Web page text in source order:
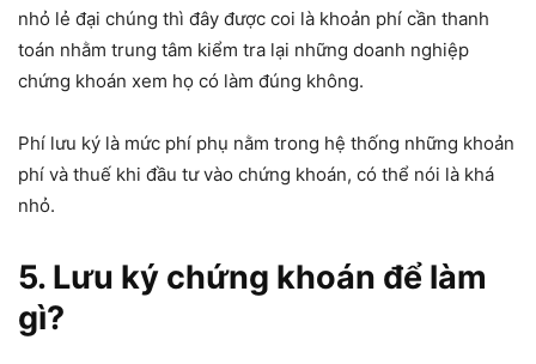
nhỏ lẻ đại chúng thì đây được coi là khoản phí cần thanh
toán nhằm trung tâm kiểm tra lại những doanh nghiệp
chứng khoán xem họ có làm đúng không.
Phí lưu ký là mức phí phụ nằm trong hệ thống những khoản
phí và thuế khi đầu tư vào chứng khoán, có thể nói là khá
nhỏ.
5. Lưu ký chứng khoán để làm
gì?